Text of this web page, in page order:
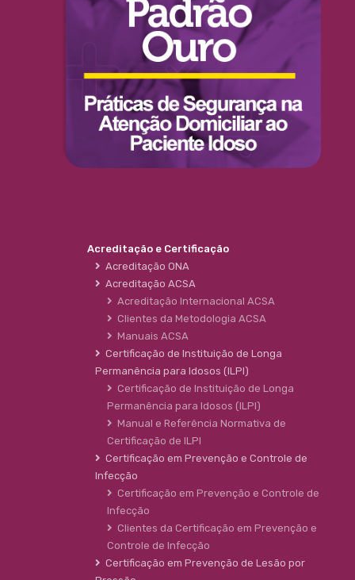
Acreditação e Certificação
Acreditação ONA
Acreditação ACSA
Acreditação Internacional ACSA
Clientes da Metodologia ACSA
Manuais ACSA
Certificação de Instituição de Longa
Permanência para Idosos (ILPI)
Certificação de Instituição de Longa
Permanência para Idosos (ILPI)
Manual e Referência Normativa de
Certificação de ILPI
Certificação em Prevenção e Controle de
Infecção
Certificação em Prevenção e Controle de
Infecção
Clientes da Certificação em Prevenção e
Controle de Infecção
Certificação em Prevenção de Lesão por